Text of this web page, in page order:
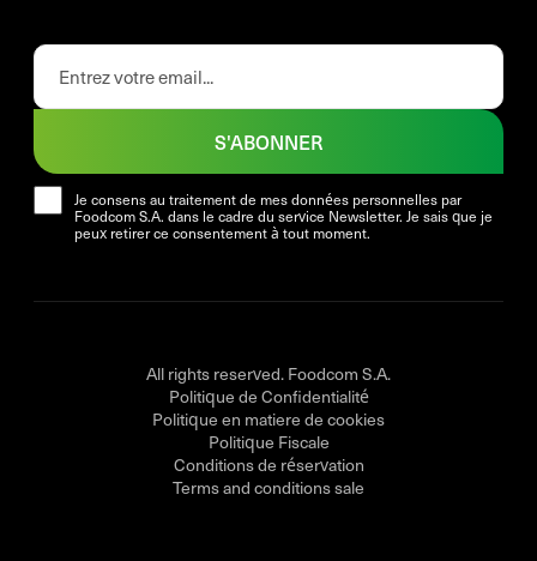
Je consens au traitement de mes données personnelles par
Foodcom S.A. dans le cadre du service Newsletter. Je sais que je
peux retirer ce consentement à tout moment.
S'ABONNER
All rights reserved. Foodcom S.A.
Politique de Confidentialité
Politique en matiere de cookies
Politique Fiscale
Conditions de réservation
Terms and conditions sale